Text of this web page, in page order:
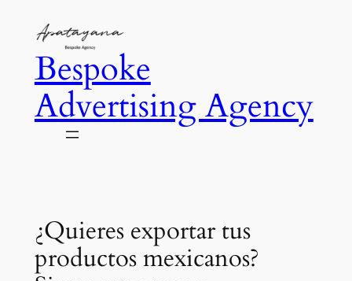
contenido
Bespoke
Advertising Agency
¿Quieres exportar tus
productos mexicanos?